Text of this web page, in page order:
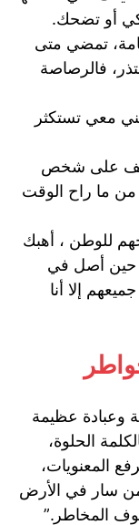
أو تضحك.
تمضي متى
فالرصاصة
معي تستكثر
على شخص
ما راح الوقت
للوطن ، أهبك
حين أصل في
إلا أنا
وعبادة عظيمة
الحلوة،
المعنويات،
سار في الأرض
المخاطر.”